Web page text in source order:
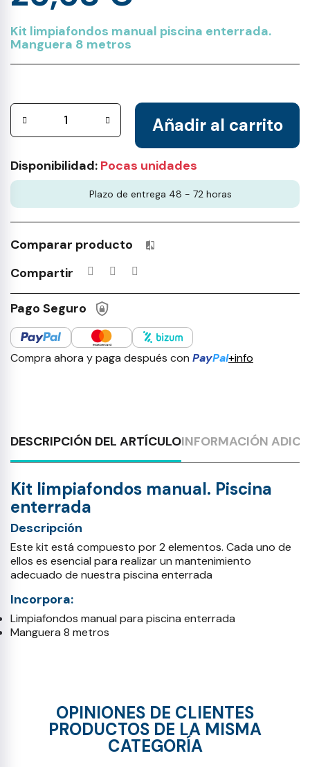
Kit limpiafondos manual piscina enterrada.
Manguera 8 metros
Añadir al carrito
Disponibilidad: Pocas unidades
Plazo de entrega 48 - 72 horas
Comparar producto Productos incluidos en tu lista
Compartir
Pago Seguro
Compra ahora y paga después con PayPal+info
DESCRIPCIÓN DEL ARTÍCULOINFORMACIÓN
Kit limpiafondos manual. Piscina
enterrada
Descripción
Este kit está compuesto por 2 elementos. Cada uno de
ellos es esencial para realizar un mantenimiento
adecuado de nuestra piscina enterrada
Incorpora:
Limpiafondos manual para piscina enterrada
Manguera 8 metros
OPINIONES DE CLIENTES
PRODUCTOS DE LA MISMA
CATEGORÍA